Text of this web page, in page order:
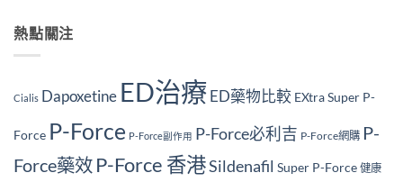
熱點關注
Cialis Dapoxetine ED治療ED藥物比較 EXtra Super P-
Force P-Force P-Force副作用 P-Force必利吉 P-Force網購 P-
Force藥效 P-Force 香港Sildenafil Super P-Force 健康